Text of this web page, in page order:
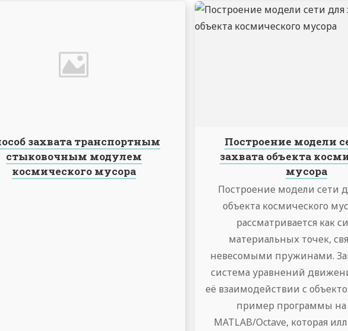
захвата транспортным
стыковочным модулем
космического мусора
Построение модели
захвата объекта
мусора
Построение модели сети
объекта космического
рассматривается как
материальных точек,
невесомыми пружинами.
система уравнений
её взаимодействии с
пример программы на
MATLAB/Octave, которая